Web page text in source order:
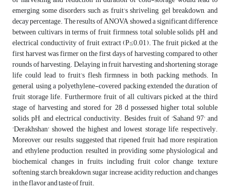
emerging some disorders such as fruit’s shriveling, gel breakdown, and
decay percentage. The results of ANOVA showed a significant difference
between cultivars in terms of fruit firmness, total soluble solids, pH, and
electrical conductivity of fruit extract (P≤0.01). The fruit picked at the
first harvest was firmer on the first days of harvesting compared to other
rounds of harvesting. Delaying in fruit harvesting and shortening storage
life could lead to fruit’s flesh firmness in both packing methods. In
general, using a polyethylene-covered packing extended the duration of
fruit storage life. Furthermore, fruit of all cultivars picked at the third
stage of harvesting and stored for 28 d possessed higher total soluble
solids, pH, and electrical conductivity. Besides, fruit of 'Sahand 97' and
'Derakhshan' showed the highest and lowest storage life, respectively.
Moreover, our results suggested that ripened fruit had more respiration
and ethylene production, resulted in providing some physiological and
biochemical changes in fruits including fruit color change, texture
softening, starch breakdown, sugar increase, acidity reduction, and changes
in the flavor and taste of fruit.